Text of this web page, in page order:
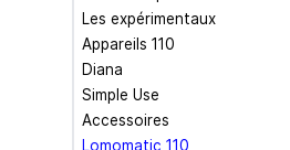
Les expérimentaux
Appareils 110
Diana
Simple Use
Accessoires
Lomomatic 110